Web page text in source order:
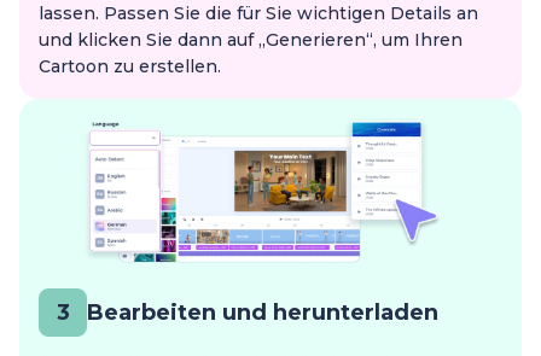
lassen. Passen Sie die für Sie wichtigen Details an
und klicken Sie dann auf „Generieren“, um Ihren
Cartoon zu erstellen.
3 Bearbeiten und herunterladen